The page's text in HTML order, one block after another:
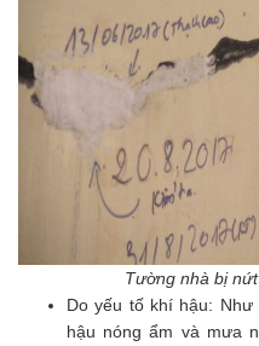
Tường nhà bị
Do yếu tố khí hậu:
hậu nóng ẩm và mưa